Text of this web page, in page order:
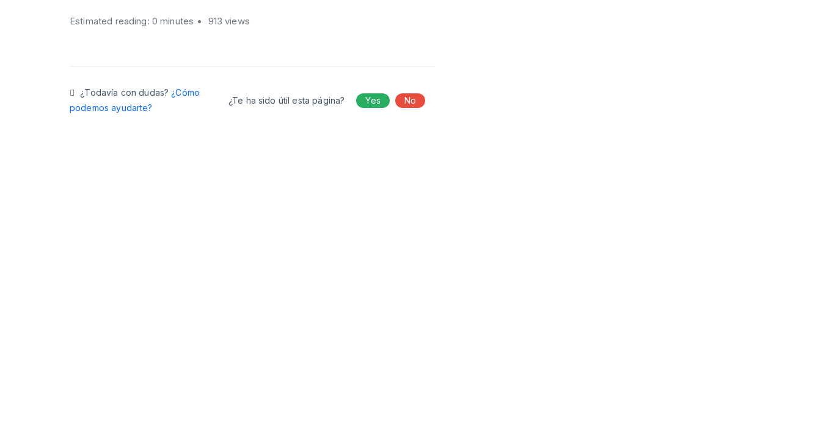
Estimated reading: 0 minutes 913 views
¿Todavía con dudas? ¿Cómo
podemos ayudarte?
¿Te ha sido útil esta página? Yes No